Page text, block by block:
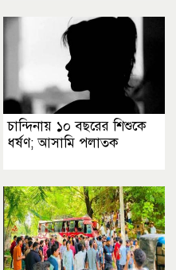
চান্দিনায় ১০ বছরের শিশুকে
ধর্ষণ; আসামি পলাতক